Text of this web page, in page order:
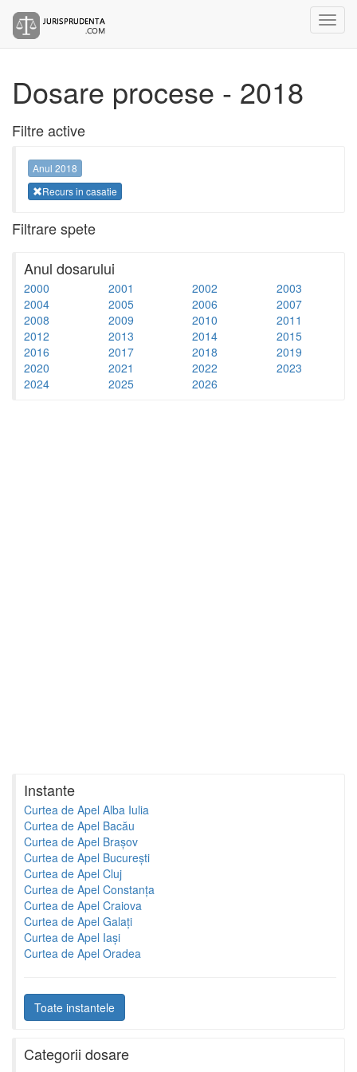
Dosare procese - 2018
Filtre active
Anul 2018
Recurs in casatie
Filtrare spete
Anul dosarului
2000 2001 2002
2003
2004
2005 2006
2007
2008
2009 2010
2011
2012
2013 2014
2015
2016
2017 2018
2019
2020
2021 2022
2023
2024
2025 2026
Instante
Curtea de Apel Alba Iulia
Curtea de Apel Bacău
Curtea de Apel Brașov
Curtea de Apel București
Curtea de Apel Cluj
Curtea de Apel Constanța
Curtea de Apel Craiova
Curtea de Apel Galați
Curtea de Apel Iași
Curtea de Apel Oradea
Toate instantele
Categorii dosare